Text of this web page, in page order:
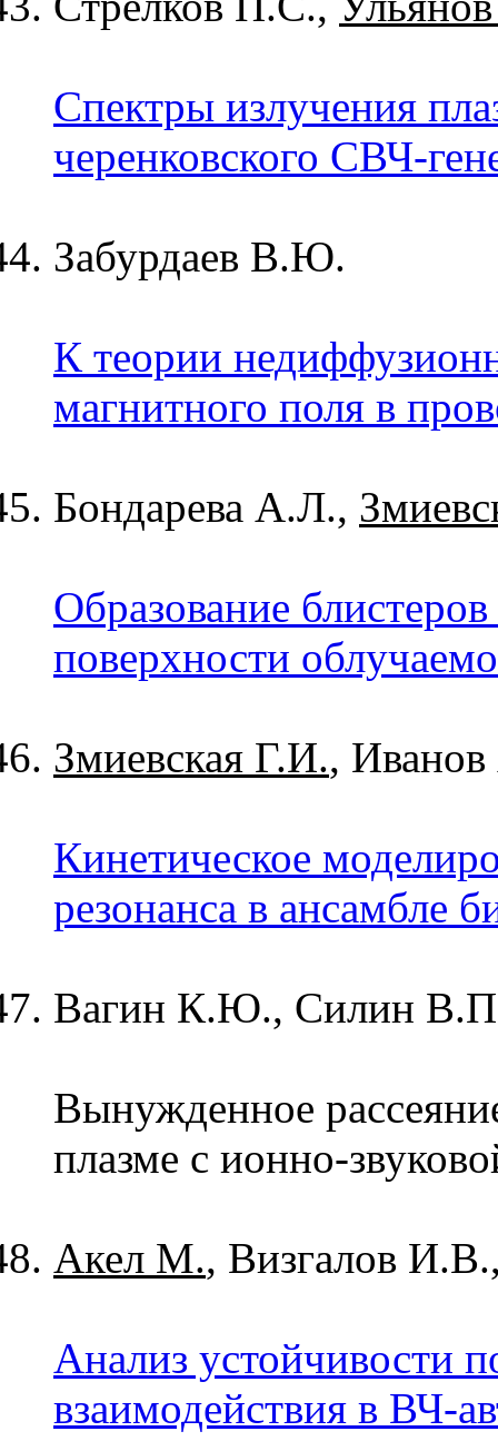
Спектры излучения
черенковского СВЧ-
Забурдаев В.Ю.
К теории
магнитного поля в
Бондарева А.Л.,
Образование
поверхности
Змиевская Г.И.,
Кинетическое
резонанса в ансамбле
Вагин К.Ю., Силин
Вынужденное
плазме с ионно-
Акел М., Визгалов
Анализ устойчивости
взаимодействия в ВЧ-